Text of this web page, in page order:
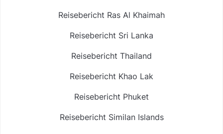
Reisebericht Ras Al Khaimah
Reisebericht Sri Lanka
Reisebericht Thailand
Reisebericht Khao Lak
Reisebericht Phuket
Reisebericht Similan Islands